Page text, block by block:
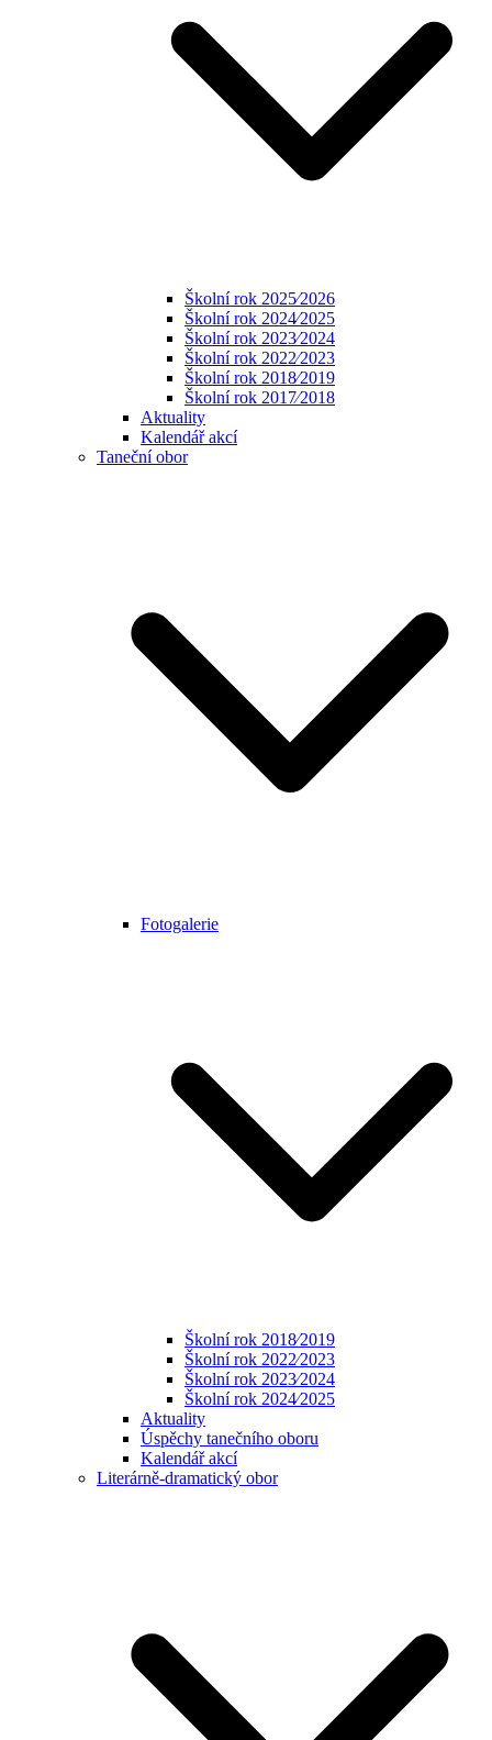
Školní rok 2025⁄2026
Školní rok 2024⁄2025
Školní rok 2023⁄2024
Školní rok 2022⁄2023
Školní rok 2018⁄2019
Školní rok 2017⁄2018
Aktuality
Kalendář akcí
Taneční obor
Fotogalerie
Školní rok 2018⁄2019
Školní rok 2022⁄2023
Školní rok 2023⁄2024
Školní rok 2024⁄2025
Aktuality
Úspěchy tanečního oboru
Kalendář akcí
Literárně-dramatický obor